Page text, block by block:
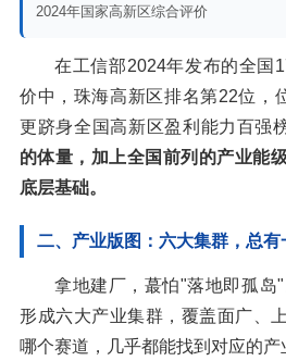
2024年国家高新区综合评价
在工信部2024年发布的全国
价中，珠海高新区排名第22位，
更跻身全国高新区盈利能力百强
的体量，加上全国前列的产业能
底层基础。
二、产业版图：六大集群，总有
拿地建厂，蕞怕"落地即孤岛
形成六大产业集群，覆盖面广、
哪个赛道，几乎都能找到对应的产